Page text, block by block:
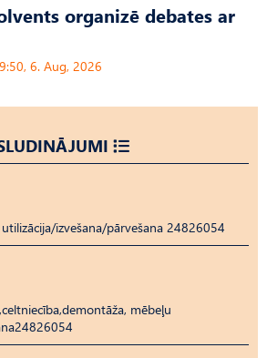
organizē debates ar
6. Aug, 2026
izvešana/pārvešana 24826054
mēbeļu